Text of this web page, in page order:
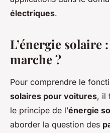
électriques.
L’énergie solaire
marche ?
Pour comprendre le
solaires pour voitures, il
le principe de l’énergie
aborder la question des